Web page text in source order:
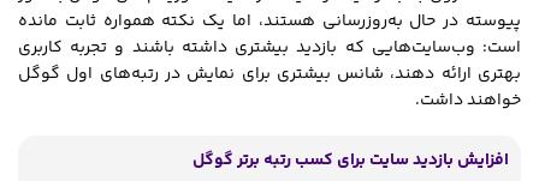
پیوسته در حال به‌روزرسانی هستند، اما یک نکته همواره ثابت مانده
است: وب‌سایت‌هایی که بازدید بیشتری داشته باشند و تجربه کاربری
بهتری ارائه دهند، شانس بیشتری برای نمایش در رتبه‌های اول گوگل
خواهند داشت.
افزایش بازدید سایت برای کسب رتبه برتر گوگل